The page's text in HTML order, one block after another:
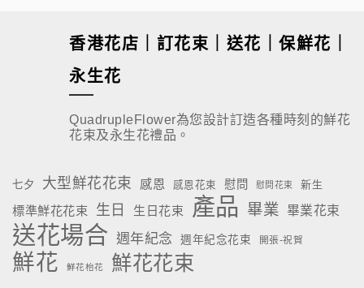
香港花店｜訂花束｜送花｜保鮮花｜
永生花
QuadrupleFlower為您設計訂造各種時刻的鮮花
花束及永生花禮品。
七夕 大型鮮花花束 感恩 感恩花束 慰問 慰問花束 新生
標準鮮花花束 生日 生日花束 產品 畢業 畢業花束
送花場合 週年紀念 週年紀念花束 開張-祝賀
鮮花 鮮花枱花 鮮花花束